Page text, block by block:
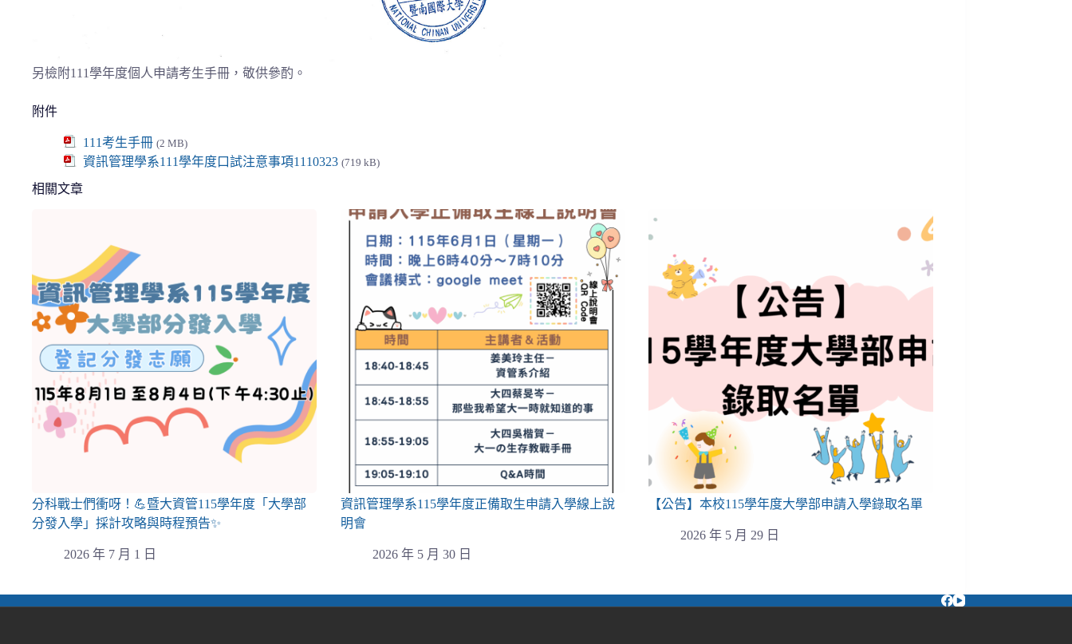
另檢附111學年度個人申請考生手冊，敬供參酌。
附件
111考生手冊 (2 MB)
資訊管理學系111學年度口試注意事項1110323 (719 kB)
相關文章
分科戰士們衝呀！💪暨大資管115學年度「大學部
分發入學」採計攻略與時程預告✨
2026 年 7 月 1 日
資訊管理學系115學年度正備取生申請入學線上說
明會
2026 年 5 月 30 日
【公告】本校115學年度大學部申請入學錄取名單
2026 年 5 月 29 日